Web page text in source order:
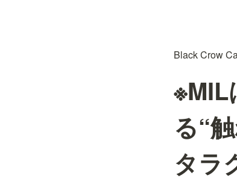
Black Crow
※MIL
る“
タラ